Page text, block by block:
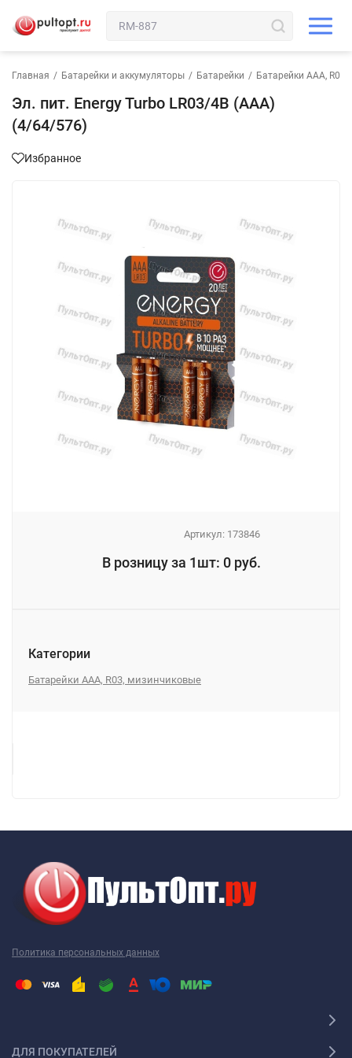
Главная / Батарейки и аккумуляторы / Батарейки / Батарейки AAA,
Эл. пит. Energy Turbo LR03/4B (АAА)
(4/64/576)
Избранное
Артикул: 173846
В розницу за 1шт: 0 руб.
Категории
Батарейки AAA, R03, мизинчиковые
Политика персональных данных
ДЛЯ ПОКУПАТЕЛЕЙ